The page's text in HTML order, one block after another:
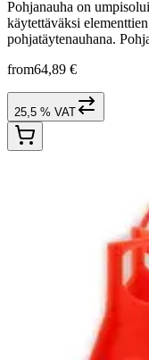
Pohjanauha on
käytettäväksi
pohjatäytenauhana.
from64,89 €
25,5 % VAT